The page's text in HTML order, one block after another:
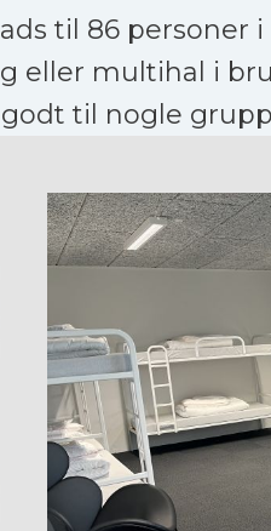
til 86 personer i
eller multihal i
til nogle